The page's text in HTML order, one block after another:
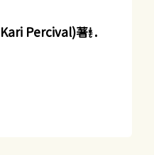
Percival)著.